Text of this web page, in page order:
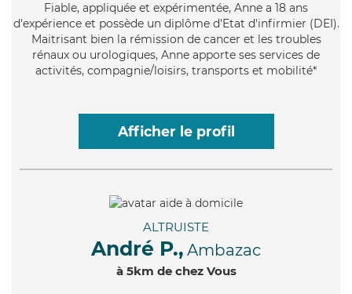
Fiable, appliquée et expérimentée, Anne a 18 ans
d'expérience et possède un diplôme d'Etat d'infirmier (DEI).
Maitrisant bien la rémission de cancer et les troubles
rénaux ou urologiques, Anne apporte ses services de
activités, compagnie/loisirs, transports et mobilité*
Afficher le profil
ALTRUISTE
André P., Ambazac
à 5km de chez Vous